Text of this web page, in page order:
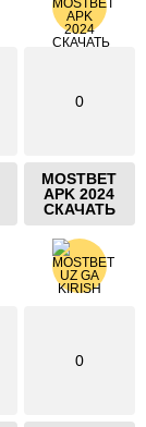
0
MOSTBET
APK 2024
СКАЧАТЬ
0